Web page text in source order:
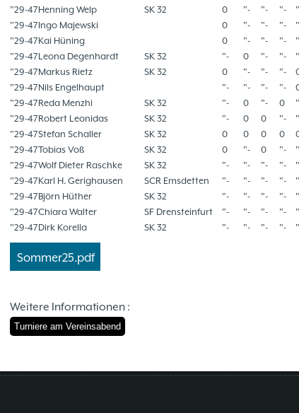
"29-47Henning Welp SK 32 0 "- "- "-
"29-47Ingo Majewski 0 "- "- "-
"29-47Kai Hüning 0 "- "- "-
"29-47Leona Degenhardt SK 32 "- 0 "- "-
"29-47Markus Rietz SK 32 0 "- "- "-
"29-47Nils Engelhaupt "- "- "- "-
"29-47Reda Menzhi SK 32 "- 0 "- 0
"29-47Robert Leonidas SK 32 "- 0 0 "-
"29-47Stefan Schaller SK 32 0 0 0 0
"29-47Tobias Voß SK 32 0 "- 0 "-
"29-47Wolf Dieter Raschke SK 32 "- "- "- "-
"29-47Karl H. Gerighausen SCR Emsdetten "- "- "- "-
"29-47Björn Hüther SK 32 "- "- "- "-
"29-47Chiara Walter SF Drensteinfurt "- "- "- "-
"29-47Dirk Korella SK 32 "- "- "- "-
Sommer25.pdf
Weitere Informationen :
Turniere am Vereinsabend